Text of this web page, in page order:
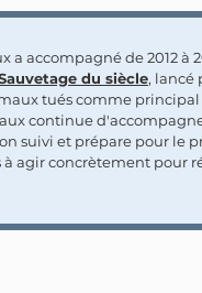
a accompagné de 2012 à
du siècle, lancé
tués comme
continue
suivi et prépare pour le
agir concrètement pour